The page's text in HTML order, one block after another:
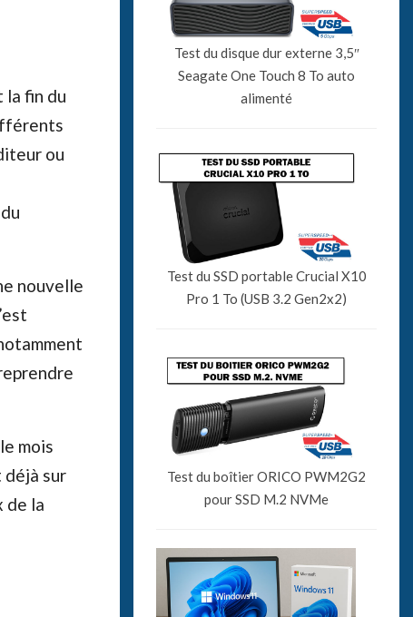
la fin du
ou
nouvelle
mois
sur
de la
Test du disque dur externe 3,5″
Seagate One Touch 8 To auto
alimenté
Test du SSD portable Crucial X10
Pro 1 To (USB 3.2 Gen2x2)
Test du boîtier ORICO PWM2G2
pour SSD M.2 NVMe